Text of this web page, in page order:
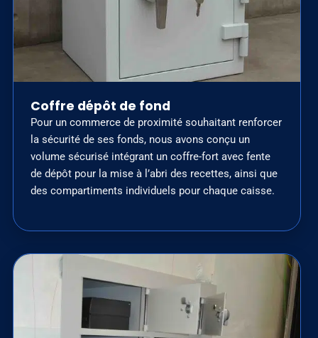
Coffre dépôt de fond
Pour un commerce de proximité souhaitant renforcer
la sécurité de ses fonds, nous avons conçu un
volume sécurisé intégrant un coffre-fort avec fente
de dépôt pour la mise à l’abri des recettes, ainsi que
des compartiments individuels pour chaque caisse.